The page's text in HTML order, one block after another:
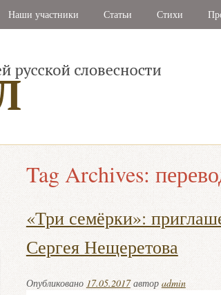
Наши участники Статьи Стихи
Tag Archives:
«Три семёрки»:
Сергея Нещеретова
Опубликовано 17.05.2017автор admin